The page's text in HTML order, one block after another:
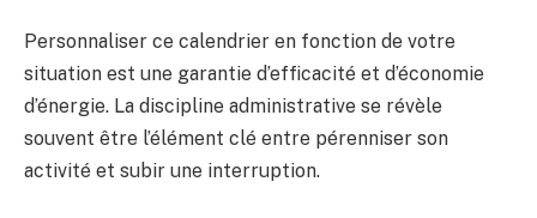
Personnaliser ce calendrier en fonction de votre
situation est une garantie d’efficacité et d’économie
d’énergie. La discipline administrative se révèle
souvent être l’élément clé entre pérenniser son
activité et subir une interruption.